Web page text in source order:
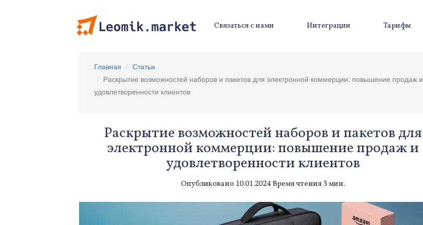
Связаться с нами Интеграции Тарифы
Главная
Статьи
Раскрытие возможностей наборов и пакетов для электронной коммерции: повышение продаж и
удовлетворенности клиентов
Раскрытие возможностей наборов и пакетов для
электронной коммерции: повышение продаж и
удовлетворенности клиентов
Опубликовано 10.01.2024 Время чтения 3 мин.